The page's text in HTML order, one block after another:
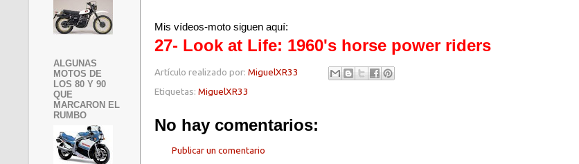
Mis vídeos-moto siguen aquí:
27- Look at Life: 1960's horse power riders
Artículo realizado por: MiguelXR33
Etiquetas: MiguelXR33
No hay comentarios:
Publicar un comentario
ALGUNAS
MOTOS DE
LOS 80 Y 90
QUE
MARCARON EL
RUMBO